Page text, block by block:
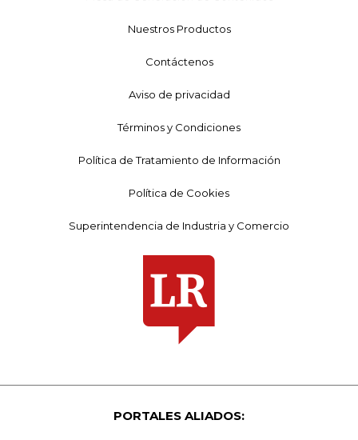
Nuestros Productos
Contáctenos
Aviso de privacidad
Términos y Condiciones
Política de Tratamiento de Información
Política de Cookies
Superintendencia de Industria y Comercio
PORTALES ALIADOS: